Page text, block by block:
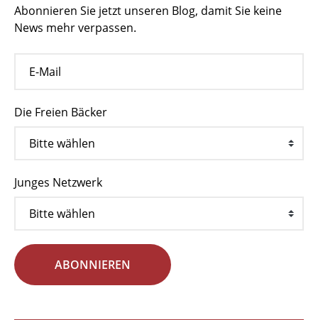
Abonnieren Sie jetzt unseren Blog, damit Sie keine
News mehr verpassen.
Die Freien Bäcker
Junges Netzwerk
ABONNIEREN